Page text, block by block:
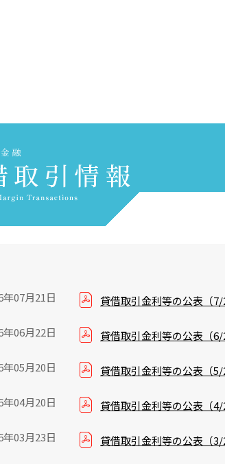
変更一覧
年07月21日 貸借取引金利等の公表（7/
年06月22日 貸借取引金利等の公表（6/
年05月20日 貸借取引金利等の公表（5/
年04月20日 貸借取引金利等の公表（4/
年03月23日 貸借取引金利等の公表（3/